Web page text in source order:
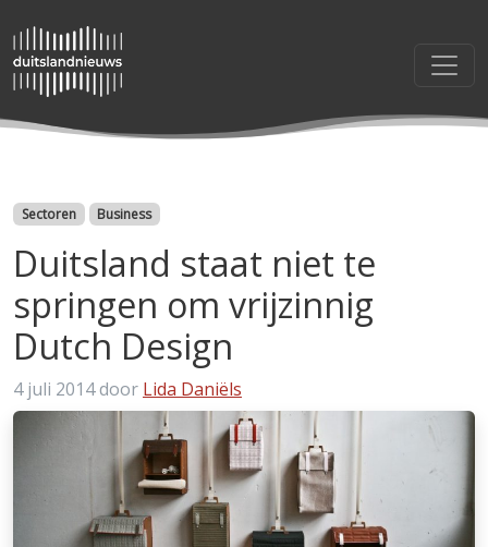
Categorieën
Sectoren Business
Duitsland staat niet te
springen om vrijzinnig
Dutch Design
4 juli 2014door Lida Daniëls